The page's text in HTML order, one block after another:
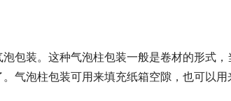
包装。这种气泡柱包装一般是卷材的形式
气泡柱包装可用来填充纸箱空隙，也可以